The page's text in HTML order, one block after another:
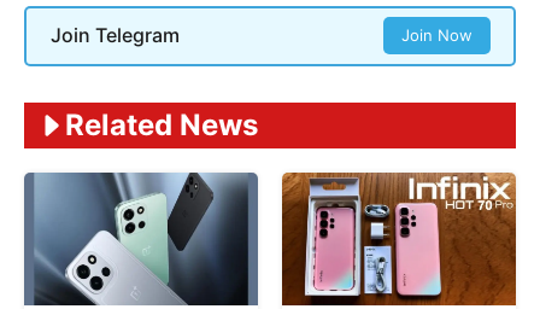
Join Telegram Join Now
Related News